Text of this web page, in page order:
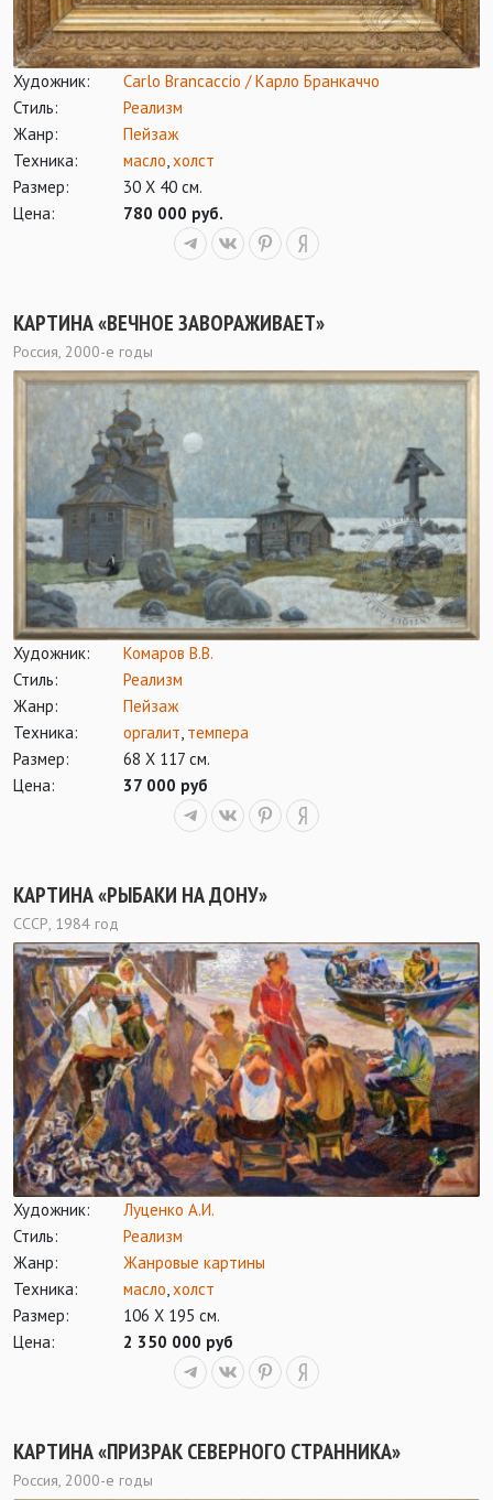
Художник:
Carlo Brancaccio / Карло Бранкаччо
Стиль:
Реализм
Жанр:
Пейзаж
Техника:
масло,холст
Размер:
30 Х 40 см.
Цена:
780 000 руб.
КАРТИНА «ВЕЧНОЕ ЗАВОРАЖИВАЕТ»
Россия, 2000-е годы
Художник:
Комаров В.В.
Стиль:
Реализм
Жанр:
Пейзаж
Техника:
оргалит, темпера
Размер:
68 Х 117 см.
Цена:
37 000 руб
КАРТИНА «РЫБАКИ НА ДОНУ»
СССР, 1984 год
Художник:
Луценко А.И.
Стиль:
Реализм
Жанр:
Жанровые картины
Техника:
масло,холст
Размер:
106 Х 195 см.
Цена:
2 350 000 руб
КАРТИНА «ПРИЗРАК СЕВЕРНОГО СТРАННИКА»
Россия, 2000-е годы